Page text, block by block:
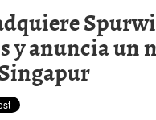
y anuncia un